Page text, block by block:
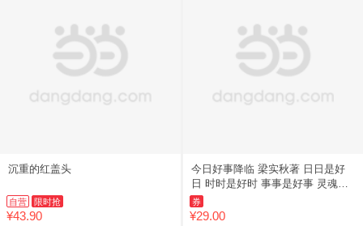
沉重的红盖头
自营 限时抢
¥43.90
今日好事降临 梁实秋著 日日是好
日 时时是好时 事事是好事 灵魂生
活家梁实秋对人生的真实祝祷 现当
代文学散文随笔 中国友
券
¥29.00